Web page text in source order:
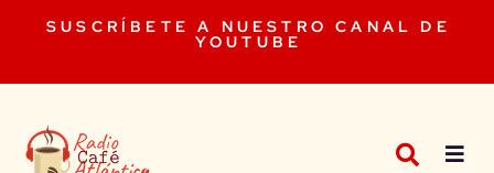
SUSCRÍBETE A NUESTRO CANAL DE
YOUTUBE